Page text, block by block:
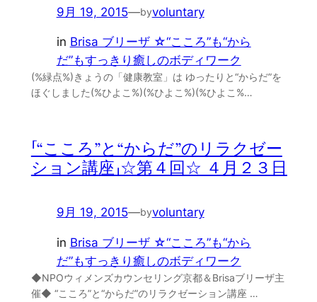
9月 19, 2015—byvoluntary
in Brisa ブリーザ ☆“こころ”も“から
だ”もすっきり癒しのボディワーク
(%緑点%)きょうの「健康教室」は ゆったりと“からだ”を
ほぐしました(%ひよこ%)(%ひよこ%)(%ひよこ%…
「“こころ”と“からだ”のリラクゼー
ション講座」☆第４回☆ ４月２３日
9月 19, 2015—byvoluntary
in Brisa ブリーザ ☆“こころ”も“から
だ”もすっきり癒しのボディワーク
◆NPOウィメンズカウンセリング京都＆Brisaブリーザ主
催◆ “こころ”と“からだ”のリラクゼーション講座 …